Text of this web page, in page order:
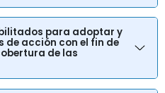
para adoptar y
de acción con el fin de
de las